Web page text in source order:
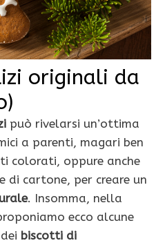
originali da
può rivelarsi un’ottima
a parenti, magari ben
colorati, oppure anche
di cartone, per creare un
. Insomma, nella
ecco alcune
biscotti di